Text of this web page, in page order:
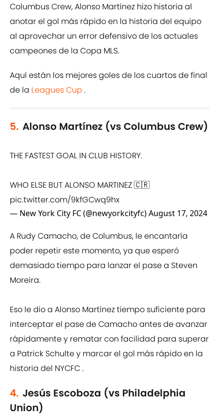
Columbus Crew, Alonso Martínez hizo historia al
anotar el gol más rápido en la historia del equipo
al aprovechar un error defensivo de los actuales
campeones de la Copa MLS.
Aquí están los mejores goles de los cuartos de final
de la Leagues Cup .
5. Alonso Martínez (vs Columbus Crew)
THE FASTEST GOAL IN CLUB HISTORY.
WHO ELSE BUT ALONSO MARTINEZ 🇨🇷
pic.twitter.com/9kfGCwq9hx
— New York City FC (@newyorkcityfc)August 17, 2024
A Rudy Camacho, de Columbus, le encantaría
poder repetir este momento, ya que esperó
demasiado tiempo para lanzar el pase a Steven
Moreira.
Eso le dio a Alonso Martínez tiempo suficiente para
interceptar el pase de Camacho antes de avanzar
rápidamente y rematar con facilidad para superar
a Patrick Schulte y marcar el gol más rápido en la
historia del NYCFC .
4. Jesús Escoboza (vs Philadelphia
Union)